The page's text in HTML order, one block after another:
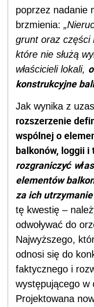
poprzez nadanie
brzmienia:
grunt oraz części
które nie służą
właścicieli lokali,
konstrukcyjne
Jak wynika z
rozszerzenie
wspólnej o
balkonów, loggii i
rozgraniczyć
elementów
za ich
tę kwestię –
odwoływać do
Najwyższego,
odnosi się do
faktycznego i
występującego w
Projektowana